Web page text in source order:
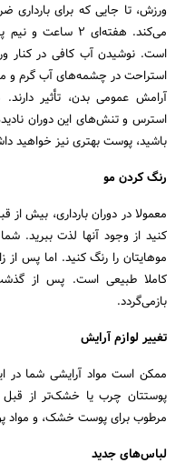
ورزش، تا جایی که برای بارداری
می‌کند. هفته‌ای 2
است. نوشیدن آب کافی در
استراحت در چشمه‌های آب گرم و
آرامش عمومی بدن، تأثیر
استرس و تنش‌های این دوران
باشید، پوست بهتری نیز خواهید
رنگ کردن مو
معمولا در دوران بارداری، بیش
کنید از وجود آنها لذت ببرید.
کاملا طبیعی است. پس از
بازمی‌گردد.
تغییر لوازم آرایش
ممکن است مواد آرایشی شما در
پوستتان چرب یا خشک‌تر از قبل
مرطوب برای پوست خشک، و مواد
لباس‌های جدید